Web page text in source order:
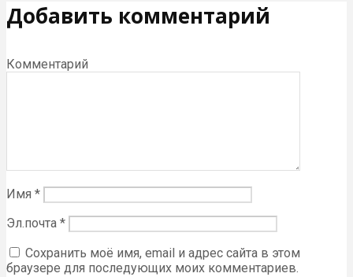
Добавить комментарий
Комментарий
Имя *
Эл.почта *
Сохранить моё имя, email и адрес сайта в этом
браузере для последующих моих комментариев.